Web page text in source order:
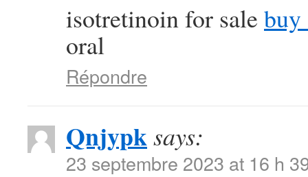
isotretinoin for sale buy
oral
Répondre
Qnjypksays:
23 septembre 2023 at 16 h